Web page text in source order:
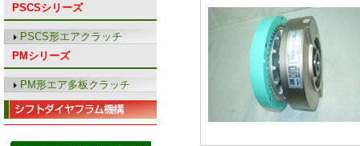
PSCSシリーズ
PSCS形エアクラッチ
PMシリーズ
PM形エア多板クラッチ